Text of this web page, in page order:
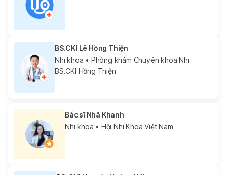
BS.CKI Lê Hồng Thiện
Nhi khoa • Phòng khám Chuyên khoa Nhi
BS.CKI Hồng Thiện
Bác sĩ Nhã Khanh
Nhi khoa • Hội Nhi Khoa Việt Nam